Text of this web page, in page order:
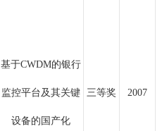
基于CWDM的银行
监控平台及其关键
设备的国产化
三等奖 2007